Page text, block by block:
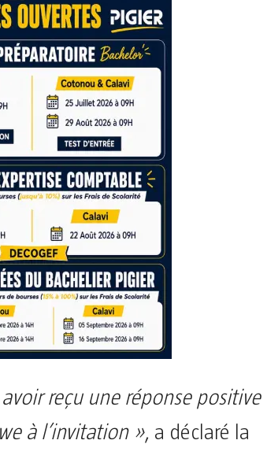
reçu une réponse positive
à l’invitation », a déclaré la